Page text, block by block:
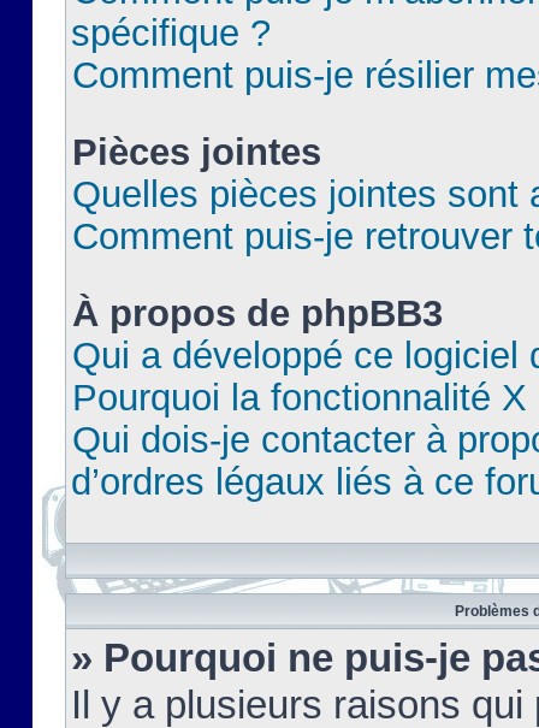
spécifique ?
Comment puis-je résilier
Pièces jointes
Quelles pièces jointes sont
Comment puis-je retrouver
À propos de phpBB3
Qui a développé ce logiciel
Pourquoi la fonctionnalité X
Qui dois-je contacter à
d’ordres légaux liés à ce
Problèmes
» Pourquoi ne puis-je
Il y a plusieurs raisons